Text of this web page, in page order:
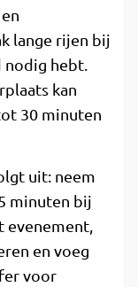
lange rijen bij
hebt.
kan
30 minuten
uit: neem
minuten bij
en voeg
voor